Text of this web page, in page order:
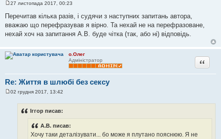
в
і
о
л
е
н
я
27 листопада 2017, 00:23
Перечитав кілька разів, і судячи з наступних запитань автора,
вважаю що перефразував я вірно. Та нехай не на перефразоване,
нехай хоч на запитання А.В. буде чітка (так, або ні) відповідь.
о.Олег
Адміністратор
Re: Життя в шлюбі без сексу
Цитата
02 грудня 2017, 13:42
Іггор писав:
A.B. писав:
Хочу таки деталізувати... бо може я плутано пояснюю. Я не